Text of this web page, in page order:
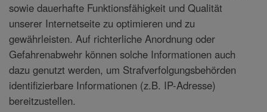
sowie dauerhafte Funktionsfähigkeit und Qualität
unserer Internetseite zu optimieren und zu
gewährleisten. Auf richterliche Anordnung oder
Gefahrenabwehr können solche Informationen auch
dazu genutzt werden, um Strafverfolgungsbehörden
identifizierbare Informationen (z.B. IP-Adresse)
bereitzustellen.